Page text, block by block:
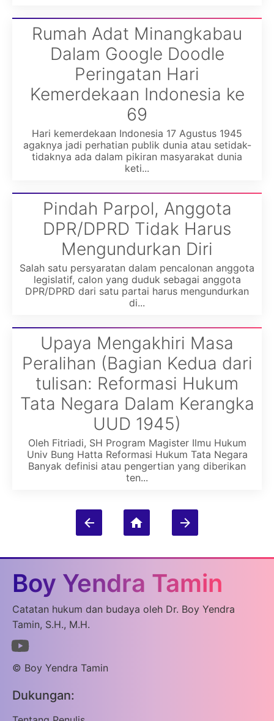
Rumah Adat Minangkabau
Dalam Google Doodle
Peringatan Hari
Kemerdekaan Indonesia ke
69
Hari kemerdekaan Indonesia 17 Agustus 1945
agaknya jadi perhatian publik dunia atau setidak-
tidaknya ada dalam pikiran masyarakat dunia
keti...
Pindah Parpol, Anggota
DPR/DPRD Tidak Harus
Mengundurkan Diri
Salah satu persyaratan dalam pencalonan anggota
legislatif, calon yang duduk sebagai anggota
DPR/DPRD dari satu partai harus mengundurkan
di...
Upaya Mengakhiri Masa
Peralihan (Bagian Kedua dari
tulisan: Reformasi Hukum
Tata Negara Dalam Kerangka
UUD 1945)
Oleh Fitriadi, SH Program Magister Ilmu Hukum
Univ Bung Hatta Reformasi Hukum Tata Negara
Banyak definisi atau pengertian yang diberikan
ten...
Boy Yendra Tamin
Catatan hukum dan budaya oleh Dr. Boy Yendra
Tamin, S.H., M.H.
© Boy Yendra Tamin
Dukungan: